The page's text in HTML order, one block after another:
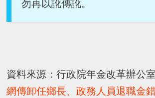
勿再以訛傳訛。
資料來源：行政院年金改革辦公
網傳卸任鄉長、政務人員退職金